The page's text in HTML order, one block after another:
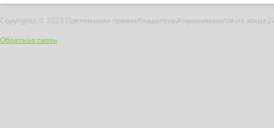
Copyrights © 2023 Претензиии правообладателей принимаются на
Обратная связь